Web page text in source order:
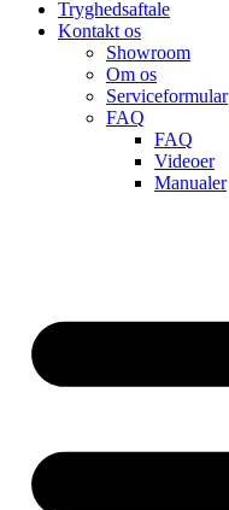
Tryghedsaftale
Kontakt os
Showroom
Om os
Serviceformular
FAQ
FAQ
Videoer
Manualer